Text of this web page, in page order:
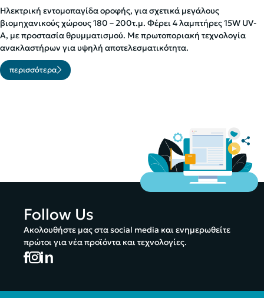
Ηλεκτρική εντομοπαγίδα οροφής, για σχετικά μεγάλους
βιομηχανικούς χώρους 180 – 200τ.μ. Φέρει 4 λαμπτήρες 15W UV-
A, με προστασία θρυμματισμού. Με πρωτοποριακή τεχνολογία
ανακλαστήρων για υψηλή αποτελεσματικότητα.
περισσότερα
Follow Us
Ακολουθήστε μας στα social media και ενημερωθείτε
πρώτοι για νέα προϊόντα και τεχνολογίες.